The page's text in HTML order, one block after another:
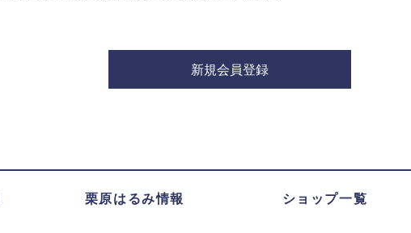
栗原はるみ情報 ショップ一覧